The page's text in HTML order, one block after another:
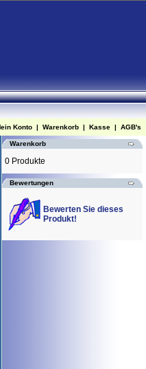
Konto | Warenkorb | Kasse | AGB's
Warenkorb
0 Produkte
Bewertungen
Bewerten Sie dieses
Produkt!